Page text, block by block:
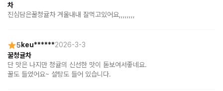
차
진심담은꿀청귤차 겨울내내 잘먹고있어요,,,,,,,,
5 keu******2026-3-3
꿀청귤차
단 맛은 나지만 청귤의 신선한 맛이 돋보여서좋네요.
꿀도 들었어요~ 설탕도 들어 있습니다.